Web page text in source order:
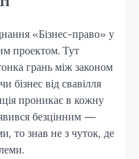
«Бізнес-право» у
проектом. Тут
грань між законом
бізнес від свавілля
проникає в кожну
безцінним —
то знав не з чуток, де